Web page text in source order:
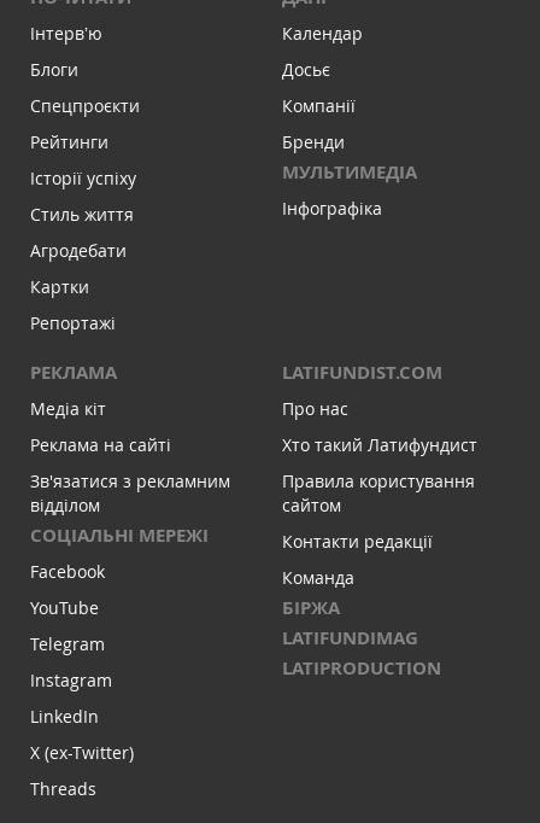
Інтервʼю
Блоги
Спецпроєкти
Рейтинги
Історії успіху
Стиль життя
Агродебати
Картки
Репортажі
Календар
Досьє
Компанії
Бренди
МУЛЬТИМЕДІА
Інфографіка
РЕКЛАМА
Медіа кіт
Реклама на сайті
Зв'язатися з рекламним
відділом
СОЦІАЛЬНІ МЕРЕЖІ
Facebook
YouTube
Telegram
Instagram
LinkedIn
X (ex-Twitter)
Threads
LATIFUNDIST.COM
Про нас
Хто такий Латифундист
Правила користування
сайтом
Контакти редакції
Команда
БІРЖА
LATIFUNDIMAG
LATIPRODUCTION